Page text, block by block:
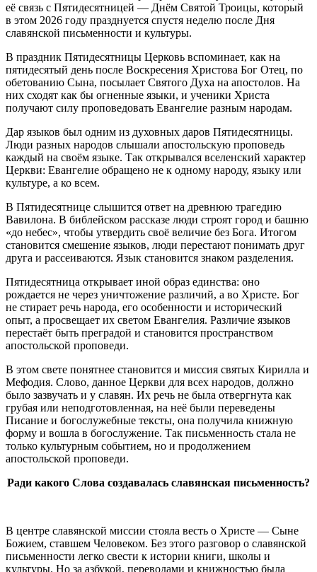
её связь с Пятидесятницей — Днём Святой Троицы, который
в этом 2026 году празднуется спустя неделю после Дня
славянской письменности и культуры.
В праздник Пятидесятницы Церковь вспоминает, как на
пятидесятый день после Воскресения Христова Бог Отец, по
обетованию Сына, посылает Святого Духа на апостолов. На
них сходят как бы огненные языки, и ученики Христа
получают силу проповедовать Евангелие разным народам.
Дар языков был одним из духовных даров Пятидесятницы.
Люди разных народов слышали апостольскую проповедь
каждый на своём языке. Так открывался вселенский характер
Церкви: Евангелие обращено не к одному народу, языку или
культуре, а ко всем.
В Пятидесятнице слышится ответ на древнюю трагедию
Вавилона. В библейском рассказе люди строят город и башню
«до небес», чтобы утвердить своё величие без Бога. Итогом
становится смешение языков, люди перестают понимать друг
друга и рассеиваются. Язык становится знаком разделения.
Пятидесятница открывает иной образ единства: оно
рождается не через уничтожение различий, а во Христе. Бог
не стирает речь народа, его особенности и исторический
опыт, а просвещает их светом Евангелия. Различие языков
перестаёт быть преградой и становится пространством
апостольской проповеди.
В этом свете понятнее становится и миссия святых Кирилла и
Мефодия. Слово, данное Церкви для всех народов, должно
было зазвучать и у славян. Их речь не была отвергнута как
грубая или неподготовленная, на неё были переведены
Писание и богослужебные тексты, она получила книжную
форму и вошла в богослужение. Так письменность стала не
только культурным событием, но и продолжением
апостольской проповеди.
Ради какого Слова создавалась славянская письменность?
В центре славянской миссии стояла весть о Христе — Сыне
Божием, ставшем Человеком. Без этого разговор о славянской
письменности легко свести к истории книги, школы и
культуры. Но за азбукой, переводами и книжностью была